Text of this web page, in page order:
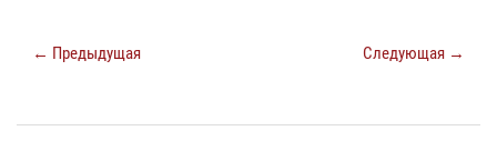
← Предыдущая Следующая →